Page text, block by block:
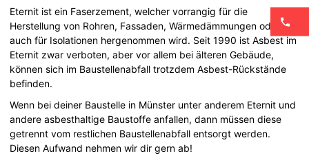
Eternit ist ein Faserzement, welcher vorrangig für die
Herstellung von Rohren, Fassaden, Wärmedämmungen oder
auch für Isolationen hergenommen wird. Seit 1990 ist Asbest im
Eternit zwar verboten, aber vor allem bei älteren Gebäude,
können sich im Baustellenabfall trotzdem Asbest-Rückstände
befinden.
Wenn bei deiner Baustelle in Münster unter anderem Eternit und
andere asbesthaltige Baustoffe anfallen, dann müssen diese
getrennt vom restlichen Baustellenabfall entsorgt werden.
Diesen Aufwand nehmen wir dir gern ab!